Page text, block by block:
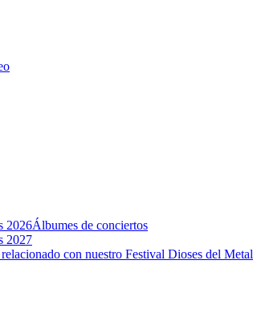
2026Álbumes de conciertos
2027
con nuestro Festival Dioses del Metal